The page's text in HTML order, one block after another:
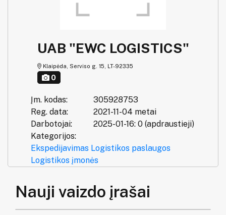
UAB "EWC LOGISTICS"
Klaipėda, Serviso g. 15, LT-92335
0
Įm. kodas:
305928753
Reg. data:
2021-11-04 metai
Darbotojai:
2025-01-16: 0 (apdraustieji)
Kategorijos:
Ekspedijavimas Logistikos paslaugos
Logistikos įmonės
Nauji vaizdo įrašai